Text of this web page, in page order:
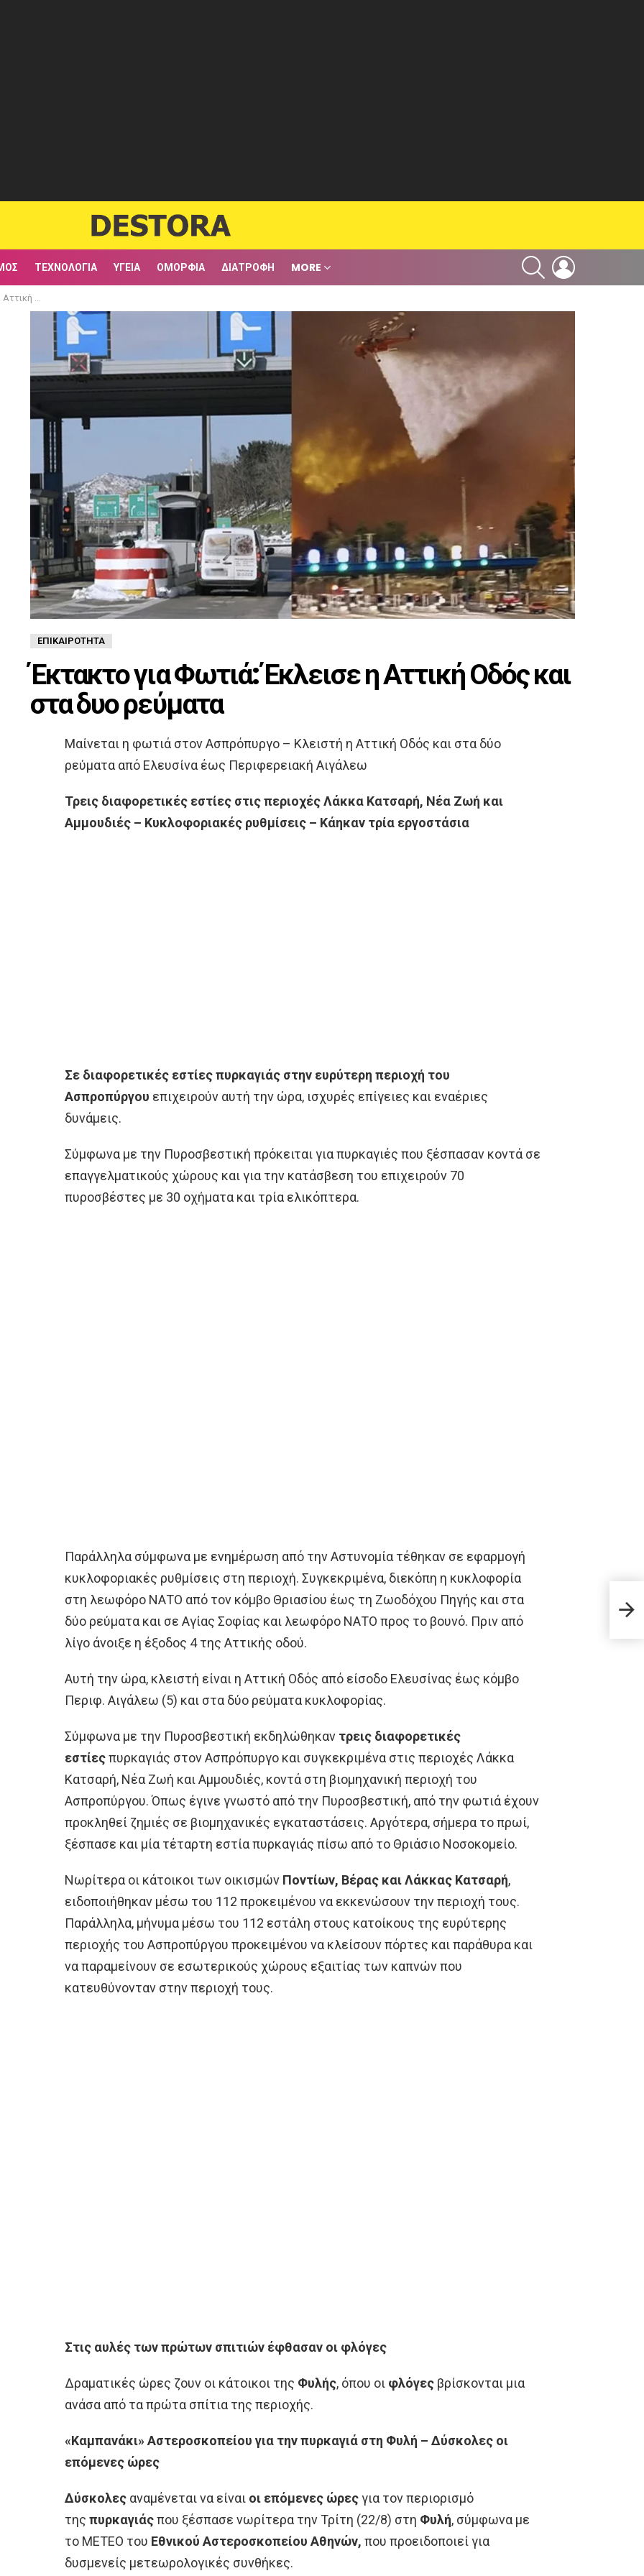
ΤΕΧΝΟΛΟΓΊΑ ΥΓΕΊΑ ΟΜΟΡΦΙΆ ΔΙΑΤΡΟΦΉ MORE
SEARCH
ρεύματα
ΕΠΙΚΑΙΡΌΤΗΤΑ
Έκτακτο για Φωτιά: Έκλεισε η Αττική Οδός και
στα δυο ρεύματα
Μαίνεται η φωτιά στον Ασπρόπυργο – Κλειστή η Αττική Οδός και στα δύο
ρεύματα από Ελευσίνα έως Περιφερειακή Αιγάλεω
Τρεις διαφορετικές εστίες στις περιοχές Λάκκα Κατσαρή, Νέα Ζωή και
Αμμουδιές – Κυκλοφοριακές ρυθμίσεις – Κάηκαν τρία εργοστάσια
Σε διαφορετικές εστίες πυρκαγιάς στην ευρύτερη περιοχή του
Ασπροπύργου επιχειρούν αυτή την ώρα, ισχυρές επίγειες και εναέριες
δυνάμεις.
Σύμφωνα με την Πυροσβεστική πρόκειται για πυρκαγιές που ξέσπασαν κοντά σε
επαγγελματικούς χώρους και για την κατάσβεση του επιχειρούν 70
πυροσβέστες με 30 οχήματα και τρία ελικόπτερα.
Παράλληλα σύμφωνα με ενημέρωση από την Αστυνομία τέθηκαν σε εφαρμογή
κυκλοφοριακές ρυθμίσεις στη περιοχή. Συγκεκριμένα, διεκόπη η κυκλοφορία
στη λεωφόρο ΝΑΤΟ από τον κόμβο Θριασίου έως τη Ζωοδόχου Πηγής και στα
δύο ρεύματα και σε Αγίας Σοφίας και λεωφόρο ΝΑΤΟ προς το βουνό. Πριν από
λίγο άνοιξε η έξοδος 4 της Αττικής οδού.
Αυτή την ώρα, κλειστή είναι η Αττική Οδός από είσοδο Ελευσίνας έως κόμβο
Περιφ. Αιγάλεω (5) και στα δύο ρεύματα κυκλοφορίας.
Σύμφωνα με την Πυροσβεστική εκδηλώθηκαν τρεις διαφορετικές
εστίεςπυρκαγιάς στον Ασπρόπυργο και συγκεκριμένα στις περιοχές Λάκκα
Κατσαρή, Νέα Ζωή και Αμμουδιές, κοντά στη βιομηχανική περιοχή του
Ασπροπύργου. Όπως έγινε γνωστό από την Πυροσβεστική, από την φωτιά έχουν
προκληθεί ζημιές σε βιομηχανικές εγκαταστάσεις. Αργότερα, σήμερα το πρωί,
ξέσπασε και μία τέταρτη εστία πυρκαγιάς πίσω από το Θριάσιο Νοσοκομείο.
Νωρίτερα οι κάτοικοι των οικισμών Ποντίων, Βέρας και Λάκκας Κατσαρή,
ειδοποιήθηκαν μέσω του 112 προκειμένου να εκκενώσουν την περιοχή τους.
Παράλληλα, μήνυμα μέσω του 112 εστάλη στους κατοίκους της ευρύτερης
περιοχής του Ασπροπύργου προκειμένου να κλείσουν πόρτες και παράθυρα και
να παραμείνουν σε εσωτερικούς χώρους εξαιτίας των καπνών που
κατευθύνονταν στην περιοχή τους.
Στις αυλές των πρώτων σπιτιών έφθασαν οι φλόγες
Δραματικές ώρες ζουν οι κάτοικοι της Φυλής, όπου οι φλόγες βρίσκονται μια
ανάσα από τα πρώτα σπίτια της περιοχής.
«Καμπανάκι» Αστεροσκοπείου για την πυρκαγιά στη Φυλή – Δύσκολες οι
επόμενες ώρες
Δύσκολες αναμένεται να είναι οι επόμενες ώρεςγια τον περιορισμό
της πυρκαγιάςπου ξέσπασε νωρίτερα την Τρίτη (22/8) στη Φυλή, σύμφωνα με
το ΜΕΤΕΟ του Εθνικού Αστεροσκοπείου Αθηνών, που προειδοποιεί για
δυσμενείς μετεωρολογικές συνθήκες.
–